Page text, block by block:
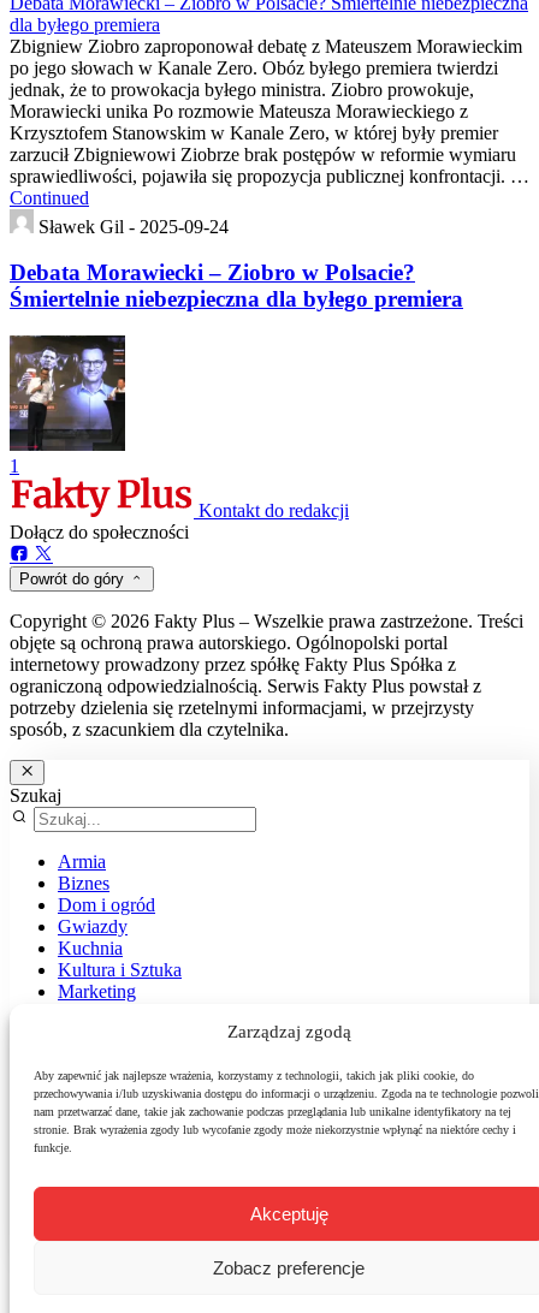
Zarządzaj zgodą
Aby zapewnić jak najlepsze wrażenia, korzystamy z technologii, takich jak pliki cookie, do
przechowywania i/lub uzyskiwania dostępu do informacji o urządzeniu. Zgoda na te technologie pozwoli
nam przetwarzać dane, takie jak zachowanie podczas przeglądania lub unikalne identyfikatory na tej
stronie. Brak wyrażenia zgody lub wycofanie zgody może niekorzystnie wpłynąć na niektóre cechy i
funkcje.
Akceptuję
Zobacz preferencje
dla byłego premiera
Zbigniew Ziobro zaproponował debatę z Mateuszem Morawieckim
po jego słowach w Kanale Zero. Obóz byłego premiera twierdzi
jednak, że to prowokacja byłego ministra. Ziobro prowokuje,
Morawiecki unika Po rozmowie Mateusza Morawieckiego z
Krzysztofem Stanowskim w Kanale Zero, w której były premier
zarzucił Zbigniewowi Ziobrze brak postępów w reformie wymiaru
sprawiedliwości, pojawiła się propozycja publicznej konfrontacji. …
Continued
Sławek Gil - 2025-09-24
Debata Morawiecki – Ziobro w Polsacie?
Śmiertelnie niebezpieczna dla byłego premiera
1
Kontakt do redakcji
Dołącz do społeczności
Powrót do góry
Copyright © 2026 Fakty Plus – Wszelkie prawa zastrzeżone. Treści
objęte są ochroną prawa autorskiego. Ogólnopolski portal
internetowy prowadzony przez spółkę Fakty Plus Spółka z
ograniczoną odpowiedzialnością. Serwis Fakty Plus powstał z
potrzeby dzielenia się rzetelnymi informacjami, w przejrzysty
sposób, z szacunkiem dla czytelnika.
Szukaj
Armia
Biznes
Dom i ogród
Gwiazdy
Kuchnia
Kultura i Sztuka
Marketing
Podróże
Polityka
Sport
Środowisko
Technologie